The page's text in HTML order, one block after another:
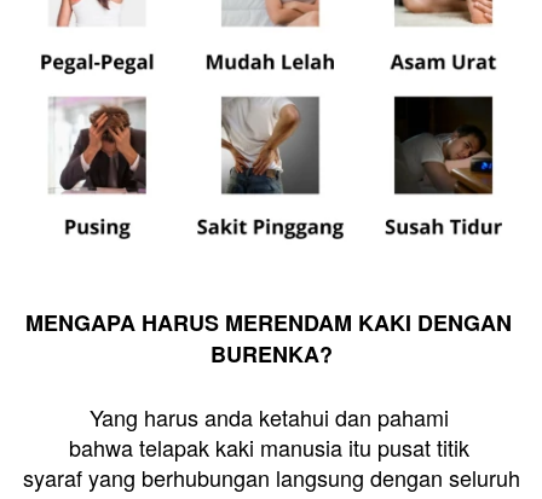
MENGAPA HARUS MERENDAM KAKI DENGAN
BURENKA?
Yang harus anda ketahui dan pahami
bahwa telapak kaki manusia itu pusat titik
syaraf yang berhubungan langsung dengan seluruh